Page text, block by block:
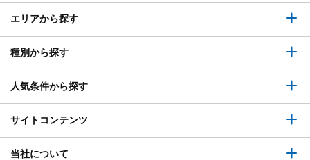
エリアから探す
種別から探す
人気条件から探す
サイトコンテンツ
当社について